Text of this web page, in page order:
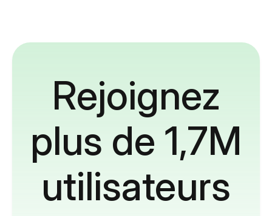
Rejoignez
plus de 1,7M
utilisateurs